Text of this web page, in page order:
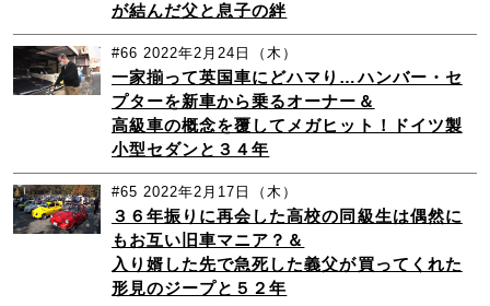
が結んだ父と息子の絆
#66 2022年2月24日（木）
一家揃って英国車にどハマり…ハンバー・セ
プターを新車から乗るオーナー＆
高級車の概念を覆してメガヒット！ドイツ製
小型セダンと３４年
#65 2022年2月17日（木）
３６年振りに再会した高校の同級生は偶然に
もお互い旧車マニア？＆
入り婿した先で急死した義父が買ってくれた
形見のジープと５２年